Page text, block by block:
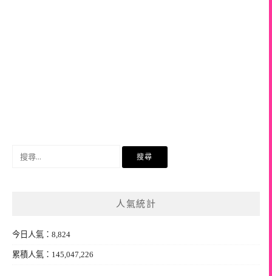
人氣統計
今日人氣：8,824
累積人氣：145,047,226